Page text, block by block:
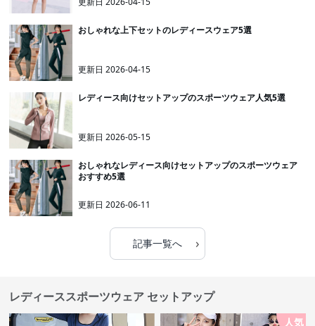
おしゃれな上下セットのレディースウェア5選
更新日2026-04-15
レディース向けセットアップのスポーツウェア人気5選
更新日2026-05-15
おしゃれなレディース向けセットアップのスポーツウェア
おすすめ5選
更新日2026-06-11
記事一覧へ ›
レディーススポーツウェア セットアップ
人気